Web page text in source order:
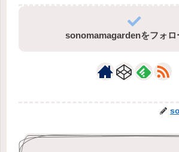
sonomamagardenをフォロ